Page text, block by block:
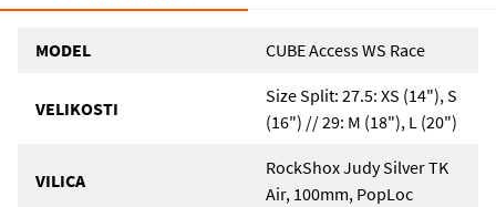
MODEL CUBE Access WS Race
VELIKOSTI
Size Split: 27.5: XS (14"), S
(16") // 29: M (18"), L (20")
VILICA
RockShox Judy Silver TK
Air, 100mm, PopLoc